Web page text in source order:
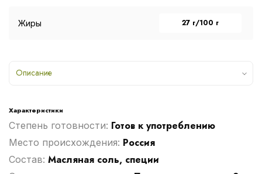
Жиры 27 г/100 г
Описание
Характеристики
Степень готовности: Готов к употреблению
Место происхождения: Россия
Cостав: Масляная соль, специи